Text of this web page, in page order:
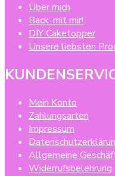
Über mich
Back’ mit mir!
DIY Caketopper
Unsere liebsten
Mein Konto
Zahlungsarten
Impressum
Allgemeine
Widerrufsbelehrung